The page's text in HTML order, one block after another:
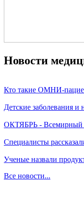
Новости
Кто такие ОМНИ-
Детские заболевания и
ОКТЯБРЬ - Всемирный
Специалисты
Ученые назвали
Все новости...